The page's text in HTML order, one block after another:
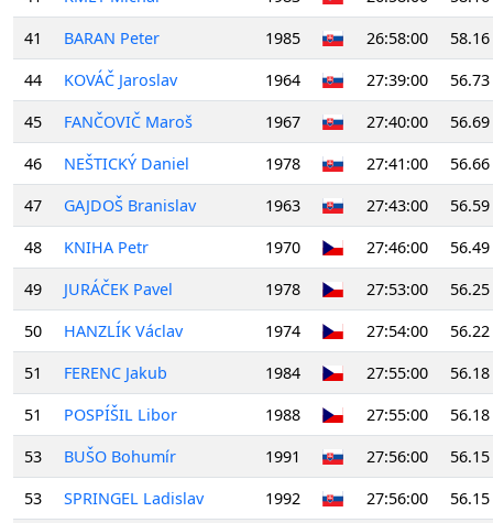
41
BARAN Peter 1985 26:58:00
58.16
44
KOVÁČ Jaroslav 1964 27:39:00
56.73
45
FANČOVIČ Maroš 1967 27:40:00
56.69
46
NEŠTICKÝ Daniel 1978 27:41:00
56.66
47
GAJDOŠ Branislav 1963 27:43:00
56.59
48
KNIHA Petr 1970 27:46:00
56.49
49
JURÁČEK Pavel 1978 27:53:00
56.25
50
HANZLÍK Václav 1974 27:54:00
56.22
51
FERENC Jakub 1984 27:55:00
56.18
51
POSPÍŠIL Libor 1988 27:55:00
56.18
53
BUŠO Bohumír 1991 27:56:00
56.15
53
SPRINGEL Ladislav 1992 27:56:00
56.15